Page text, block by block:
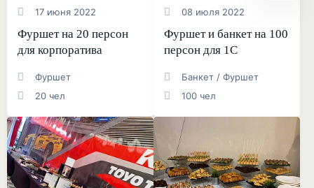
17 июня 2022
Фуршет на 20 персон
для корпоратива
Фуршет
20 чел
08 июля 2022
Фуршет и банкет на 100
персон для 1С
Банкет / Фуршет
100 чел